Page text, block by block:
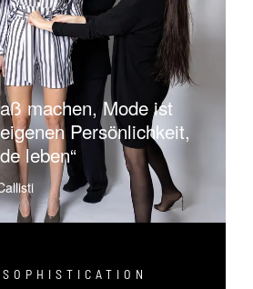
machen, Mode ist
Persönlichkeit,
leben“